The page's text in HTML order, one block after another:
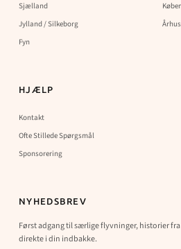
Sjælland
Jylland / Silkeborg
Fyn
Århus
HJÆLP
Kontakt
Ofte Stillede Spørgsmål
Sponsorering
NYHEDSBREV
Først adgang til særlige flyvninger, historier
direkte i din indbakke.